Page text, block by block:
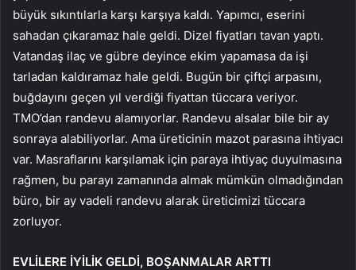
büyük sıkıntılarla karşı karşıya kaldı. Yapımcı, eserini
sahadan çıkaramaz hale geldi. Dizel fiyatları tavan yaptı.
Vatandaş ilaç ve gübre deyince ekim yapamasa da işi
tarladan kaldıramaz hale geldi. Bugün bir çiftçi arpasını,
buğdayını geçen yıl verdiği fiyattan tüccara veriyor.
TMO’dan randevu alamıyorlar. Randevu alsalar bile bir ay
sonraya alabiliyorlar. Ama üreticinin mazot parasına ihtiyacı
var. Masraflarını karşılamak için paraya ihtiyaç duyulmasına
rağmen, bu parayı zamanında almak mümkün olmadığından
büro, bir ay vadeli randevu alarak üreticimizi tüccara
zorluyor.
EVLİLERE İYİLİK GELDİ, BOŞANMALAR ARTTI